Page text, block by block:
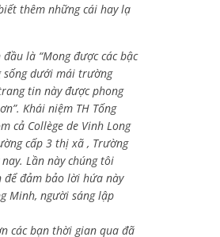
thêm những cái hay lạ
là “Mong được các bậc
sống dưới mái trường
tin này được phong
Khái niệm TH Tống
cả Collège de Vinh Long
cấp 3 thị xã , Trường
Lần này chúng tôi
để đảm bảo lời hứa này
Minh, người sáng lập
các bạn thời gian qua đã